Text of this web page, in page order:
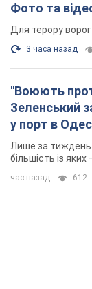
Фото та
Для терору
3 часа назад
"Воюють
Зеленський
у порт в
Лише за тиждень
більшість із яких
час назад 612